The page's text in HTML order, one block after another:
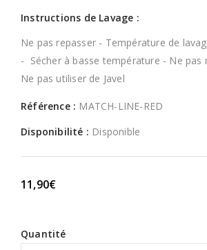
Instructions de Lavage :
Ne pas repasser - Température de
- Sécher à basse température - Ne pas
Ne pas utiliser de Javel
Référence : MATCH-LINE-RED
Disponibilité : Disponible
11,90€
Quantité